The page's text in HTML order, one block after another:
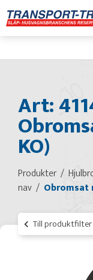
Art:
KO)
Produkter
nav
Obromsat
Till produktfilter